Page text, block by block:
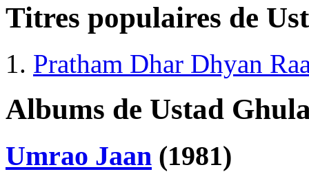
Titres populaires de
Pratham Dhar Dhyan
Albums de Ustad
Umrao Jaan (1981)